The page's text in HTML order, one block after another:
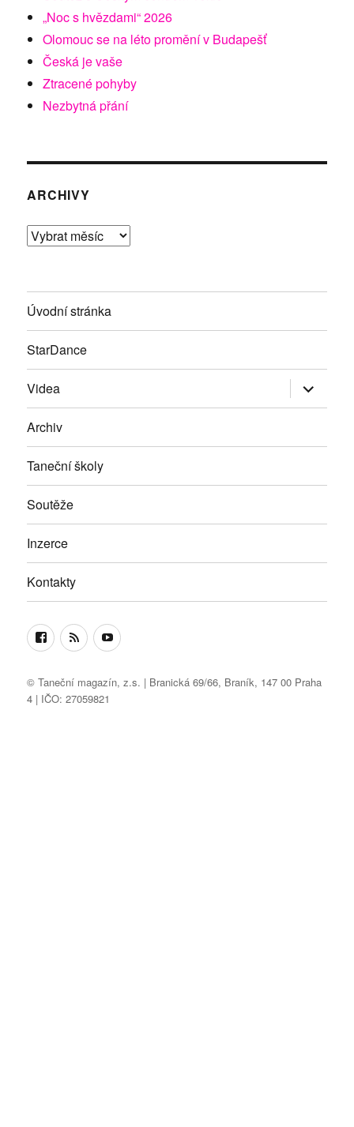
„Noc s hvězdami“ 2026
Olomouc se na léto promění v Budapešť
Česká je vaše
Ztracené pohyby
Nezbytná přání
ARCHIVY
Archivy
Úvodní stránka
StarDance
Videa Zobrazit
položky
Archiv
Taneční školy
Soutěže
Inzerce
Kontakty
Facebook
RSS Youtube
© Taneční magazín, z.s. | Branická 69/66, Braník, 147 00 Praha
4 | IČO: 27059821